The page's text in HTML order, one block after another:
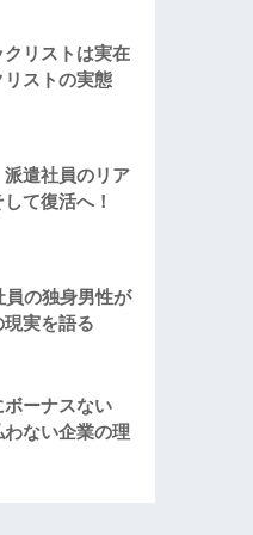
クリストは実在
ストの実態
派遣社員のリア
して復活へ！
員の独身男性が
実を語る
ボーナスない
ない企業の理